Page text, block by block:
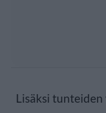
Lisäksi